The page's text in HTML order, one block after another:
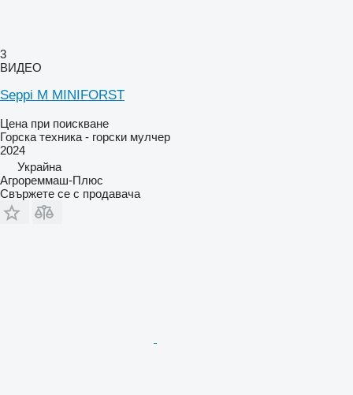
3
ВИДЕО
Seppi M MINIFORST
Цена при поискване
Горска техника - горски мулчер
2024
Украйна
Агрореммаш-Плюс
Свържете се с продавача